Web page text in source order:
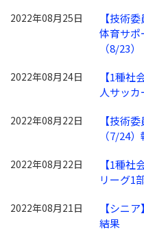
2022年08月25日
【技術
体育サポ
（8/23）
2022年08月24日
【1種
人サッカ
2022年08月22日
【技術
（7/24
2022年08月22日
【1種
リーグ1
2022年08月21日
【シニ
結果